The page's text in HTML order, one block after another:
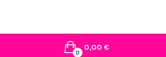
0
0,00 €